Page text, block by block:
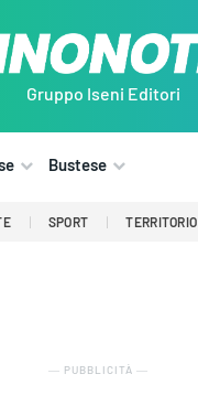
Gruppo Iseni Editori
Bustese
SPORT TERRITORIO
― PUBBLICITÀ ―